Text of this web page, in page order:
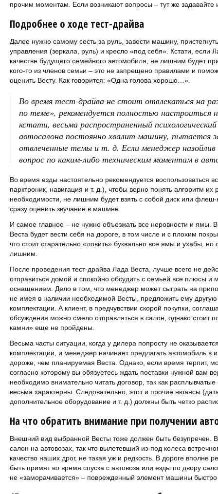
прочим моментам. Если возникают вопросы – тут же задавайте
Подробнее о ходе тест-драйва
Далее нужно самому сесть за руль, завести машину,
управления (зеркала, руль) и кресло «под себя». Кстати, если
качестве будущего семейного автомобиля, не лишним будет
кого-то из членов семьи – это не запрещено правилами и
оценить Весту. Как говорится: «Одна голова хорошо…».
Во время тест-драйва не стоит отвлекаться на
по теме», рекомендуется полностью настроиться
кстати, весьма распространенный
автосалона постоянно хвалит машину, пытается
отвлеченные темы и т. д. Если менеджер
вопрос по каким-либо техническим моментам в
Во время езды настоятельно рекомендуется воспользоваться
парктроник, навигация и т. д.), чтобы верно понять алгоритм их
необходимости, не лишним будет взять с собой диск или
сразу оценить звучание в машине.
И самое главное – не нужно объезжать все неровности и ямы.
Веста будет вести себя на дороге, в том числе и с плохим
что стоит старательно «ловить» буквально все ямы и ухабы, но
лишним.
После проведения тест-драйва Лада Веста, лучше всего не
отправиться домой и спокойно обсудить с семьей все плюсы и
оснащением. Дело в том, что менеджер может сыграть на
не имея в наличии необходимой Весты, предложить ему другую
комплектации. А клиент, в предчувствии скорой покупки,
обсуждения можно смело отправляться в салон, однако стоит
камни» еще не пройдены.
Весьма часты ситуации, когда у дилера попросту не
комплектации, и менеджер начинает предлагать автомобиль в
дороже, чем планируемая Веста. Однако, если время терпит,
согласно которому вы обязуетесь ждать поставки нужной вам
необходимо внимательно читать договор, так как
весьма характерны. Следовательно, этот и прочие нюансы
дополнительное оборудование и т. д.) должны быть четко
На что обратить внимание при получении
Внешний вид выбранной Весты тоже должен быть безупречен.
салон на автовозах, так что вылетевший из-под колеса
качество наших дрог, не такая уж и редкость. В дороге вполне
быть примят во время спуска с автовоза или езды по двору
не «заморачивается» – поврежденный элемент машины быстро